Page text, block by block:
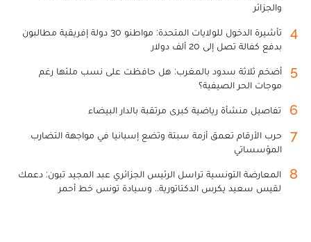
والجزائر
4
تأشيرة الدخول للولايات المتحدة: مواطنو 30 دولة إفريقية مطالبون
بدفع كفالة تصل إلى 20 ألف دولار
5
أضخم ثلاثة سدود بالمغرب: هل حافظت على نسب ملئها رغم
موجات الحر الصيفية؟
6 تفاصيل منشأة رياضية كبرى مرتقبة بالدار البيضاء
7
حرب الأرقام تعمق أزمة سبتة وتضع إسبانيا في مواجهة التضارب
المؤسساتي
8
المعارضة التونسية تراسل الرئيس الجزائري عبد المجيد تبون: دعمك
لقيس سعيد يكرس الدكتاتورية.. وسيادة تونس خط أحمر